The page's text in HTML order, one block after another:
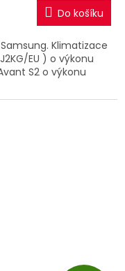
A
Do košíku
Klimatizace
EU ) o výkonu
S2 o výkonu